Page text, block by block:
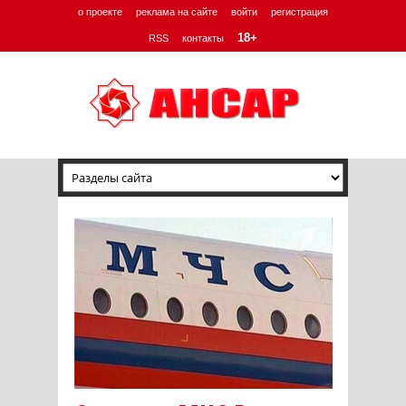
о проекте реклама на сайте войти регистрация
RSS контакты 18+